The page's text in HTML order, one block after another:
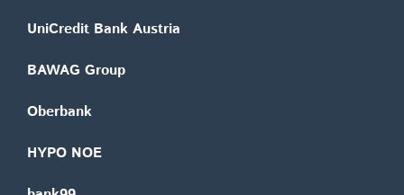
UniCredit Bank Austria
BAWAG Group
Oberbank
HYPO NOE